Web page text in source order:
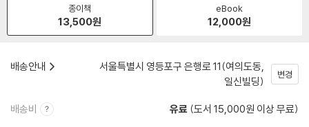
종이책
13,500원
eBook
12,000원
배송안내
서울특별시 영등포구 은행로 11(여의도동,
일신빌딩)
변경
배송비 유료 (도서 15,000원 이상 무료)